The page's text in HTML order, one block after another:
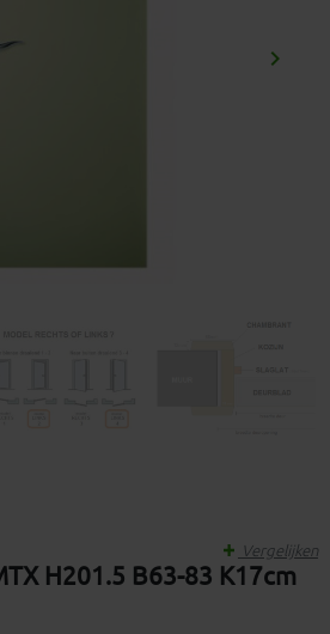
keyboard_arrow_right
H201.5 B63-83 K17cm
Vergelijken